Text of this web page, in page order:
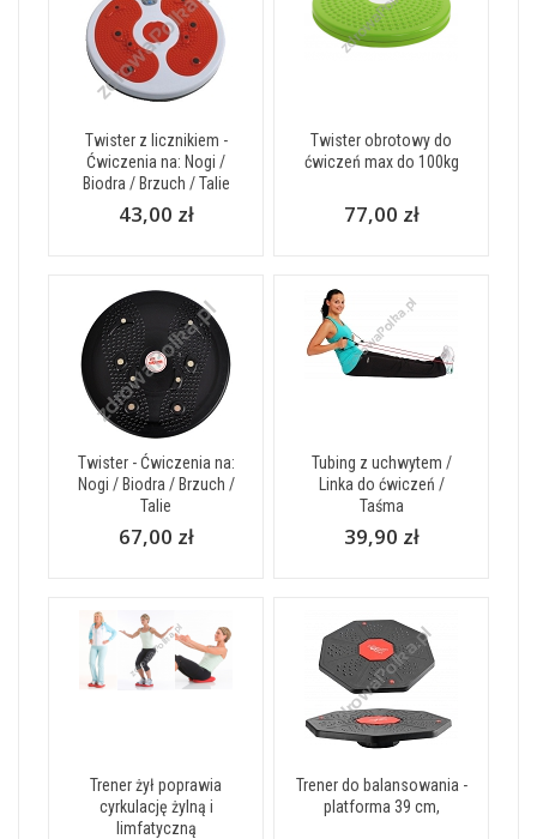
Twister z licznikiem -
Ćwiczenia na: Nogi /
Biodra / Brzuch / Talie
43,00 zł
Twister obrotowy do
ćwiczeń max do 100kg
77,00 zł
Twister - Ćwiczenia na:
Nogi / Biodra / Brzuch /
Talie
67,00 zł
Tubing z uchwytem /
Linka do ćwiczeń /
Taśma
39,90 zł
Trener żył poprawia
cyrkulację żylną i
limfatyczną
Trener do balansowania -
platforma 39 cm,